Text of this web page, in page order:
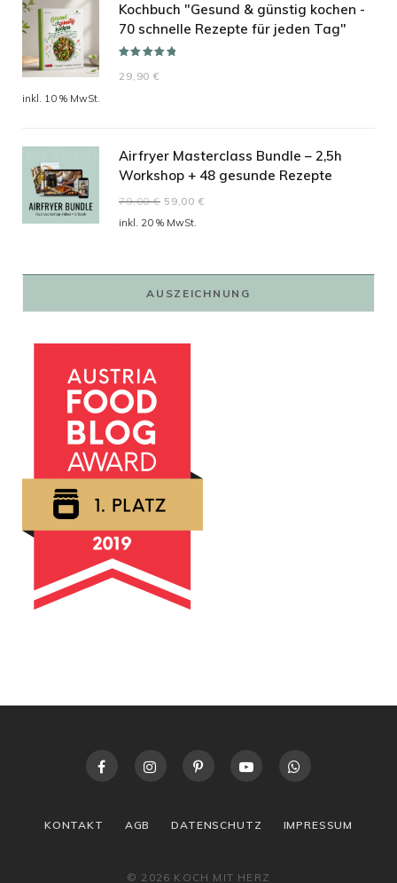
Kochbuch "Gesund & günstig kochen -
70 schnelle Rezepte für jeden Tag"
5.00 von 5
29,90€
inkl. 10 % MwSt.
Airfryer Masterclass Bundle – 2,5h
Workshop + 48 gesunde Rezepte
79,00€ Ursprünglicher
Preis
59,00 €
inkl. 20 % MwSt.
AUSZEICHNUNG
KONTAKT AGB DATENSCHUTZ IMPRESSUM
© 2026 KOCH MIT HERZ